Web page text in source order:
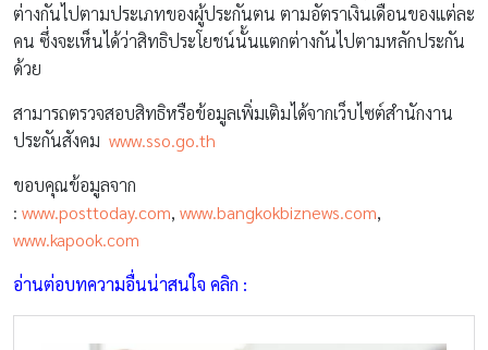
ต่างกันไปตามประเภทของผู้ประกันตน ตามอัตราเงินเดือนของแต่ละ
คน ซึ่งจะเห็นได้ว่าสิทธิประโยชน์นั้นแตกต่างกันไปตามหลักประกัน
ด้วย
สามารถตรวจสอบสิทธิหรือข้อมูลเพิ่มเติมได้จากเว็บไซต์สำนักงาน
ประกันสังคม www.sso.go.th
ขอบคุณข้อมูลจาก
: www.posttoday.com, www.bangkokbiznews.com,
www.kapook.com
อ่านต่อบทความอื่นน่าสนใจ คลิก :